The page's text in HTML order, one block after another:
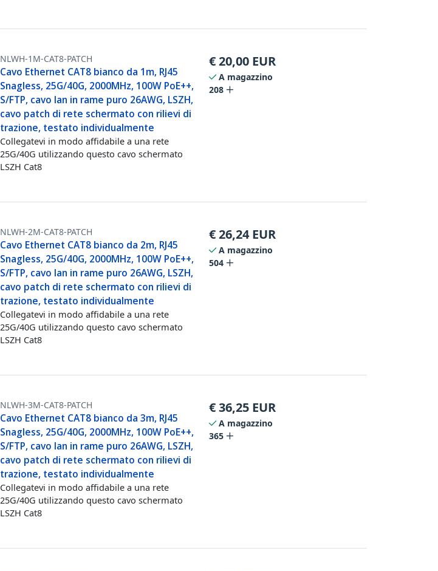
NLWH-1M-CAT8-PATCH
Cavo Ethernet CAT8 bianco da 1m, RJ45
Snagless, 25G/40G, 2000MHz, 100W PoE++,
S/FTP, cavo lan in rame puro 26AWG, LSZH,
cavo patch di rete schermato con rilievi di
trazione, testato individualmente
Collegatevi in modo affidabile a una rete
25G/40G utilizzando questo cavo schermato
LSZH Cat8
€20,00 EUR
A magazzino
208
NLWH-2M-CAT8-PATCH
Cavo Ethernet CAT8 bianco da 2m, RJ45
Snagless, 25G/40G, 2000MHz, 100W PoE++,
S/FTP, cavo lan in rame puro 26AWG, LSZH,
cavo patch di rete schermato con rilievi di
trazione, testato individualmente
Collegatevi in modo affidabile a una rete
25G/40G utilizzando questo cavo schermato
LSZH Cat8
€26,24 EUR
A magazzino
504
NLWH-3M-CAT8-PATCH
Cavo Ethernet CAT8 bianco da 3m, RJ45
Snagless, 25G/40G, 2000MHz, 100W PoE++,
S/FTP, cavo lan in rame puro 26AWG, LSZH,
cavo patch di rete schermato con rilievi di
trazione, testato individualmente
Collegatevi in modo affidabile a una rete
25G/40G utilizzando questo cavo schermato
LSZH Cat8
€36,25 EUR
A magazzino
365